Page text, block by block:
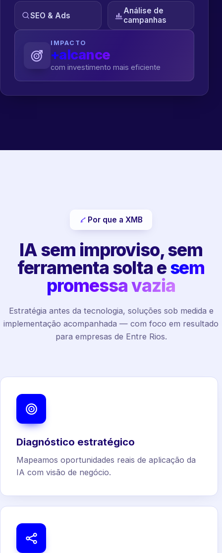
SEO & Ads
Análise de
campanhas
IMPACTO
+alcance
com investimento mais eficiente
Por que a XMB
IA sem improviso, sem
ferramenta solta esem
promessa vazia
Estratégia antes da tecnologia, soluções sob medida e
implementação acompanhada — com foco em resultado
para empresas de Entre Rios.
Diagnóstico estratégico
Mapeamos oportunidades reais de aplicação da
IA com visão de negócio.